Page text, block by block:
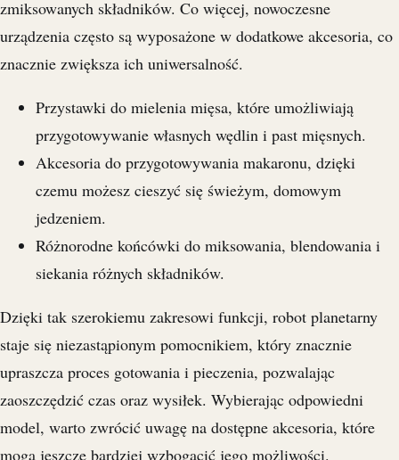
zmiksowanych składników. Co więcej, nowoczesne
urządzenia często są wyposażone w dodatkowe akcesoria, co
znacznie zwiększa ich uniwersalność.
Przystawki do mielenia mięsa, które umożliwiają
przygotowywanie własnych wędlin i past mięsnych.
Akcesoria do przygotowywania makaronu, dzięki
czemu możesz cieszyć się świeżym, domowym
jedzeniem.
Różnorodne końcówki do miksowania, blendowania i
siekania różnych składników.
Dzięki tak szerokiemu zakresowi funkcji, robot planetarny
staje się niezastąpionym pomocnikiem, który znacznie
upraszcza proces gotowania i pieczenia, pozwalając
zaoszczędzić czas oraz wysiłek. Wybierając odpowiedni
model, warto zwrócić uwagę na dostępne akcesoria, które
mogą jeszcze bardziej wzbogacić jego możliwości.